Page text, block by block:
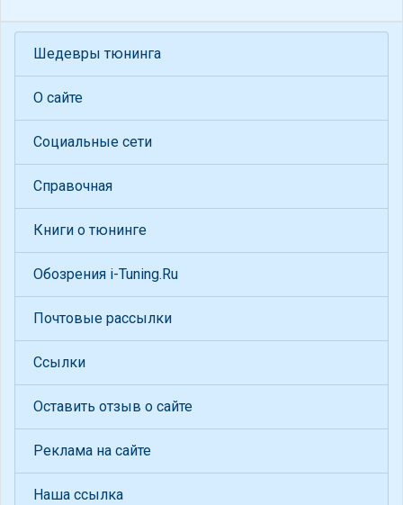
Шедевры тюнинга
О сайте
Социальные сети
Справочная
Книги о тюнинге
Обозрения i-Tuning.Ru
Почтовые рассылки
Ссылки
Оставить отзыв о сайте
Реклама на сайте
Наша ссылка